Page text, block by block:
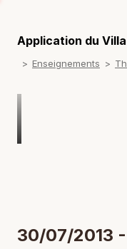
Application du
Enseignements
30/07/2013